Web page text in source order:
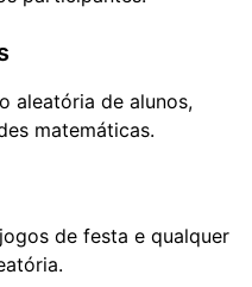
aleatória de alunos,
matemáticas.
de festa e qualquer